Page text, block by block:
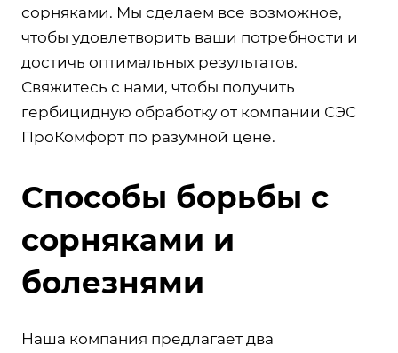
сорняками. Мы сделаем все возможное,
чтобы удовлетворить ваши потребности и
достичь оптимальных результатов.
Свяжитесь с нами, чтобы получить
гербицидную обработку от компании СЭС
ПроКомфорт по разумной цене.
Способы борьбы с
сорняками и
болезнями
Наша компания предлагает два